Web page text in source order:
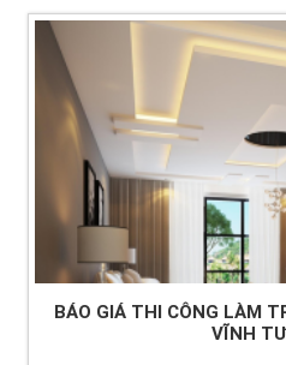
BÁO GIÁ THI CÔNG LÀM
VĨNH